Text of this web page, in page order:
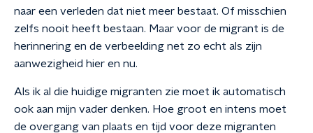
naar een verleden dat niet meer bestaat. Of misschien
zelfs nooit heeft bestaan. Maar voor de migrant is de
herinnering en de verbeelding net zo echt als zijn
aanwezigheid hier en nu.
Als ik al die huidige migranten zie moet ik automatisch
ook aan mijn vader denken. Hoe groot en intens moet
de overgang van plaats en tijd voor deze migranten